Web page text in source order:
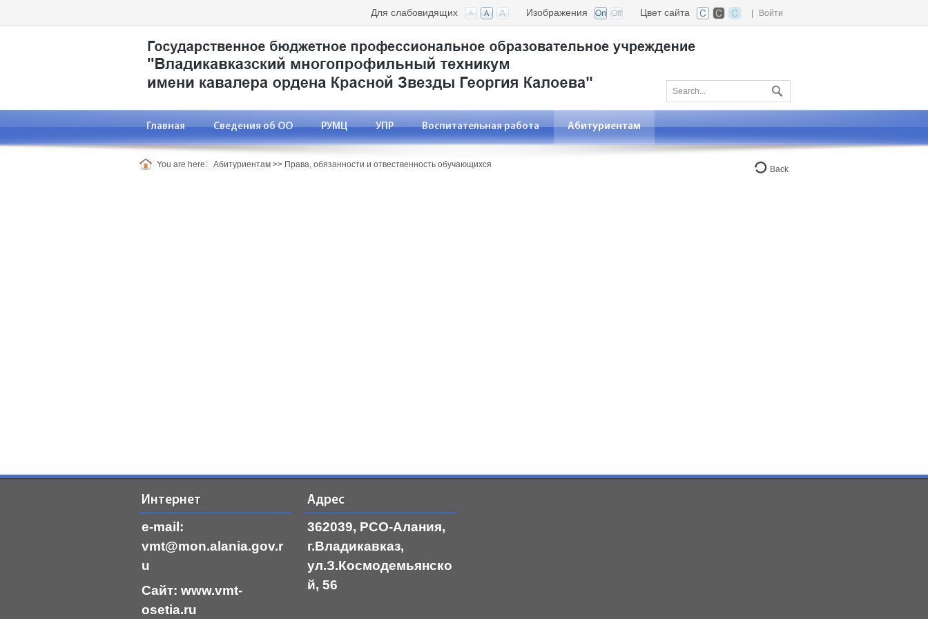
Войти
Цвет сайта
Изображения
Для слабовидящих
Главная Сведения об ОО РУМЦ УПР Воспитательная работа Абитуриентам
You are here: Абитуриентам >> Права, обязанности и отвественность обучающихся Back
Интернет
e-mail:
vmt@mon.alania.gov.r
u
Cайт: www.vmt-
osetia.ru
Адрес
362039, РСО-Алания,
г.Владикавказ,
ул.З.Космодемьянско
й, 56